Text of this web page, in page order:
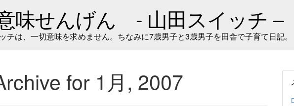
味せんげん - 山田スイッチ –
チは、一切意味を求めません。ちなみに7歳男子と3歳男子を田舎で子育て日記。
for 1月, 2007